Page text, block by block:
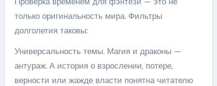
только оригинальность мира. Фильтры
долголетия таковы:
Универсальность темы. Магия и драконы —
антураж. А история о взрослении, потере,
верности или жажде власти понятна читателю